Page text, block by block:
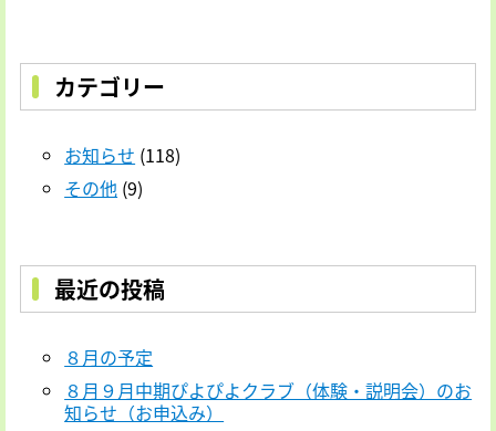
ー
シ
ョ
ン
カテゴリー
お知らせ (118)
その他 (9)
最近の投稿
８月の予定
８月９月中期ぴよぴよクラブ（体験・説明会）のお
知らせ（お申込み）